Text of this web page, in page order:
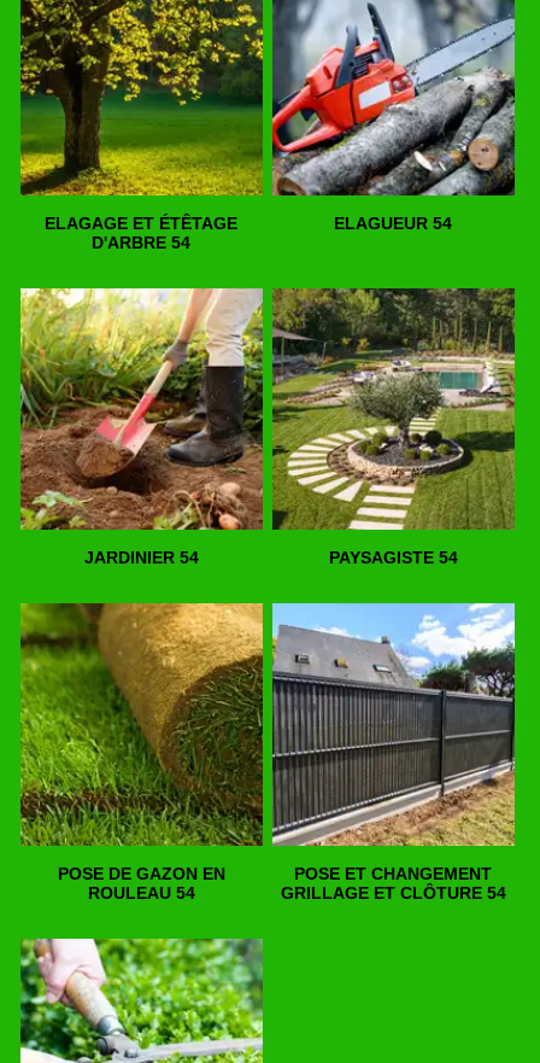
ELAGAGE ET ÉTÊTAGE
D'ARBRE 54
ELAGUEUR 54
JARDINIER 54 PAYSAGISTE 54
POSE DE GAZON EN
ROULEAU 54
POSE ET CHANGEMENT
GRILLAGE ET CLÔTURE 54